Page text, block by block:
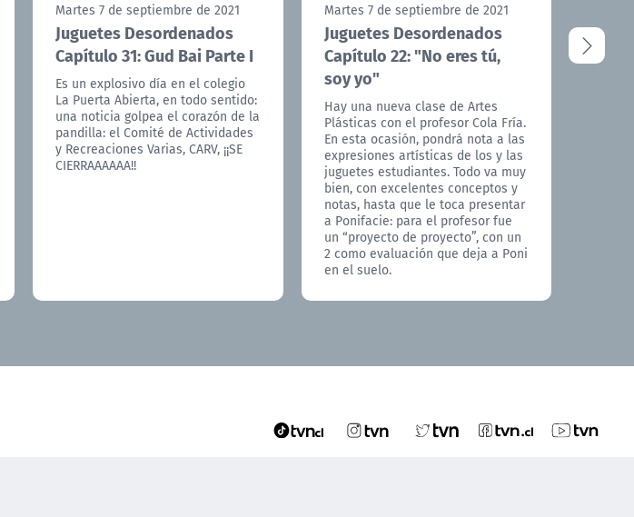
Martes 7 de septiembre de 2021
Juguetes Desordenados
Capítulo 31: Gud Bai Parte I
Es un explosivo día en el colegio
La Puerta Abierta, en todo sentido:
una noticia golpea el corazón de la
pandilla: el Comité de Actividades
y Recreaciones Varias, CARV, ¡¡SE
CIERRAAAAAA!!
Martes 7 de septiembre de 2021
Juguetes Desordenados
Capítulo 22: "No eres tú,
soy yo"
Hay una nueva clase de Artes
Plásticas con el profesor Cola Fría.
En esta ocasión, pondrá nota a las
expresiones artísticas de los y las
juguetes estudiantes. Todo va muy
bien, con excelentes conceptos y
notas, hasta que le toca presentar
a Ponifacie: para el profesor fue
un “proyecto de proyecto”, con un
2 como evaluación que deja a Poni
en el suelo.